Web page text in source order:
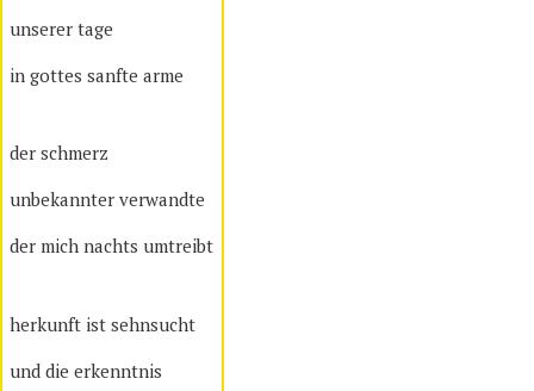
unserer tage
in gottes sanfte arme
der schmerz
unbekannter verwandte
der mich nachts umtreibt
herkunft ist sehnsucht
und die erkenntnis